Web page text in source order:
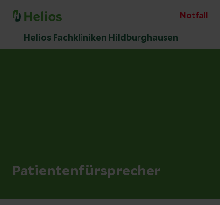
Notfall
Helios Fachkliniken Hildburghausen
Patientenfürsprecher